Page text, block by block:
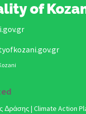
of
Δράσης | Climate Action